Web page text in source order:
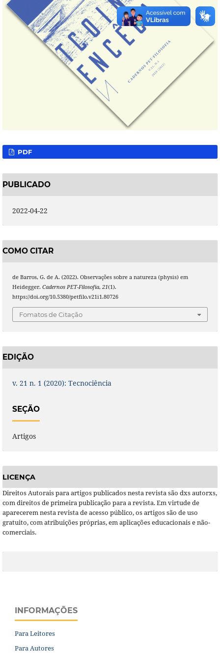
PDF
PUBLICADO
2022-04-22
COMO CITAR
de Barros, G. de A. (2022). Observações sobre a natureza (physis) em
Heidegger. Cadernos PET-Filosofia, 21(1).
https://doi.org/10.5380/petfilo.v21i1.80726
Fomatos de Citação
EDIÇÃO
v. 21 n. 1 (2020): Tecnociência
SEÇÃO
Artigos
LICENÇA
Direitos Autorais para artigos publicados nesta revista são dxs autorxs,
com direitos de primeira publicação para a revista. Em virtude de
aparecerem nesta revista de acesso público, os artigos são de uso
gratuito, com atribuições próprias, em aplicações educacionais e não-
comerciais.
INFORMAÇÕES
Para Leitores
Para Autores